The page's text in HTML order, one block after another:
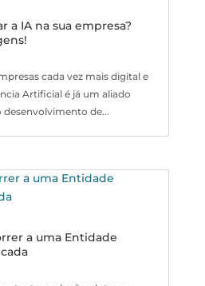
a IA na sua empresa?
cada vez mais digital e
Artificial é já um aliado
desenvolvimento de...
a uma Entidade